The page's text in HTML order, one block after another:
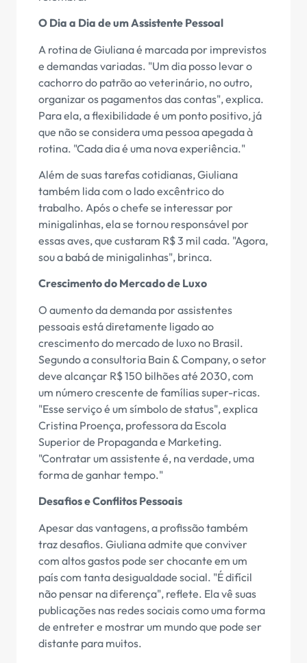
O Dia a Dia de um Assistente Pessoal
A rotina de Giuliana é marcada por imprevistos
e demandas variadas. "Um dia posso levar o
cachorro do patrão ao veterinário, no outro,
organizar os pagamentos das contas", explica.
Para ela, a flexibilidade é um ponto positivo, já
que não se considera uma pessoa apegada à
rotina. "Cada dia é uma nova experiência."
Além de suas tarefas cotidianas, Giuliana
também lida com o lado excêntrico do
trabalho. Após o chefe se interessar por
minigalinhas, ela se tornou responsável por
essas aves, que custaram R$ 3 mil cada. "Agora,
sou a babá de minigalinhas", brinca.
Crescimento do Mercado de Luxo
O aumento da demanda por assistentes
pessoais está diretamente ligado ao
crescimento do mercado de luxo no Brasil.
Segundo a consultoria Bain & Company, o setor
deve alcançar R$ 150 bilhões até 2030, com
um número crescente de famílias super-ricas.
"Esse serviço é um símbolo de status", explica
Cristina Proença, professora da Escola
Superior de Propaganda e Marketing.
"Contratar um assistente é, na verdade, uma
forma de ganhar tempo."
Desafios e Conflitos Pessoais
Apesar das vantagens, a profissão também
traz desafios. Giuliana admite que conviver
com altos gastos pode ser chocante em um
país com tanta desigualdade social. "É difícil
não pensar na diferença", reflete. Ela vê suas
publicações nas redes sociais como uma forma
de entreter e mostrar um mundo que pode ser
distante para muitos.